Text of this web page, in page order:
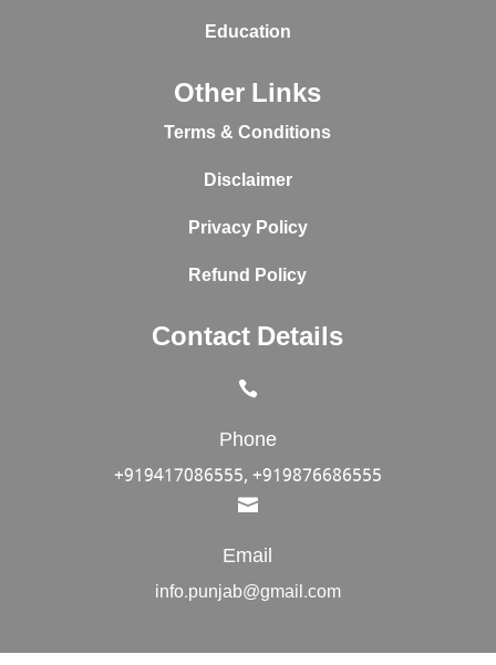
Education
Other Links
Terms & Conditions
Disclaimer
Privacy Policy
Refund Policy
Contact Details

Phone
+919417086555, +919876686555

Email
info.punjab@gmail.com